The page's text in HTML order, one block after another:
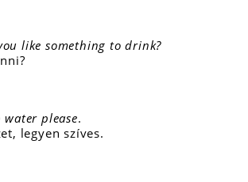
like something to drink?
water please.
legyen szíves.